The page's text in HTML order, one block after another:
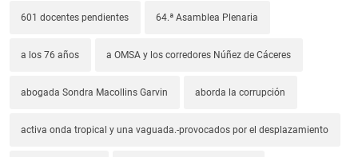
601 docentes pendientes 64.ª Asamblea Plenaria
a los 76 años a OMSA y los corredores Núñez de Cáceres
abogada Sondra Macollins Garvin aborda la corrupción
activa onda tropical y una vaguada.-provocados por el desplazamiento